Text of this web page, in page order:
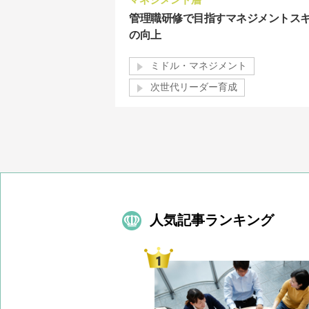
管理職研修で目指すマネジメントス
の向上
ミドル・マネジメント
次世代リーダー育成
人気記事ランキング